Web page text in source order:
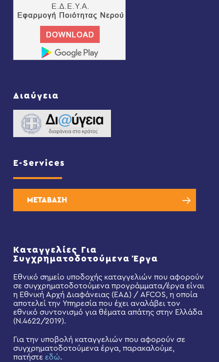
Διαύγεια
E-Services
ΜΕΤΑΒΑΣΗ
Καταγγελίες Για
Συγχρηματοδοτούμενα Έργα
Εθνικό σημείο υποδοχής καταγγελιών που αφορούν
σε συγχρηματοδοτούμενα προγράμματα/έργα είναι
η Εθνική Αρχή Διαφάνειας (ΕΑΔ) / AFCOS, η οποία
αποτελεί την Υπηρεσία που έχει αναλάβει τον
εθνικό συντονισμό για θέματα απάτης στην Ελλάδα
(Ν.4622/2019).
Για την υποβολή καταγγελιών που αφορούν σε
συγχρηματοδοτούμενα έργα, παρακαλούμε,
πατήστε εδώ.